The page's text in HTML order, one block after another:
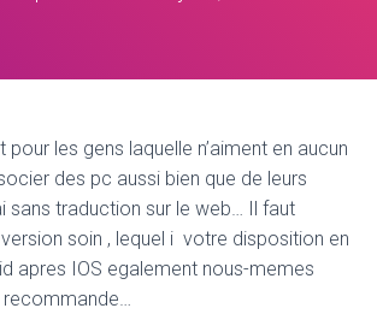
E
pour les gens laquelle n’aiment en aucun
des pc aussi bien que de leurs
sans traduction sur le web… Il faut
soin , lequel i votre disposition en
apres IOS egalement nous-memes
recommande…